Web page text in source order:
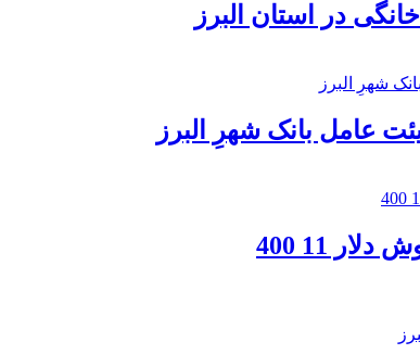
در استان البرز
عامل بانک شهرِ البرز
11 400